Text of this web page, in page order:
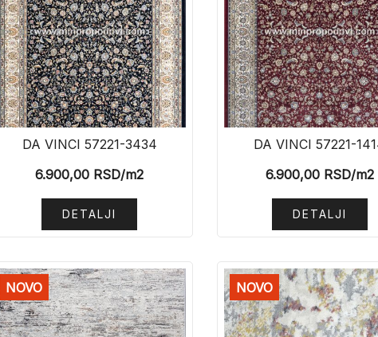
DA VINCI 57221-3434
6.900,00 RSD/m2
DETALJI
DA VINCI 57221-
6.900,00RSD/m2
DETALJI
NOVO NOVO